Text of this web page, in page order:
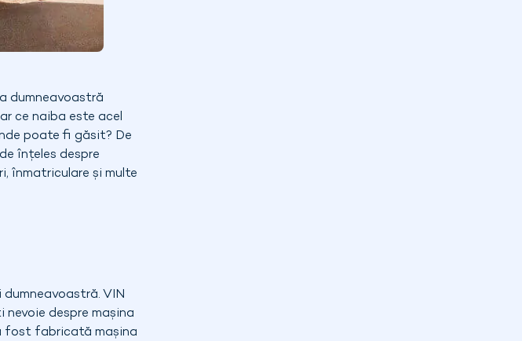
dumneavoastră
ce naiba este acel
poate fi găsit? De
înțeles despre
înmatriculare și multe
VIN
despre mașina
fost fabricată mașina